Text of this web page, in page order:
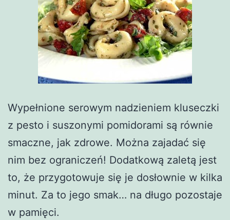
Wypełnione serowym nadzieniem kluseczki
z pesto i suszonymi pomidorami są równie
smaczne, jak zdrowe. Można zajadać się
nim bez ograniczeń! Dodatkową zaletą jest
to, że przygotowuje się je dosłownie w kilka
minut. Za to jego smak… na długo pozostaje
w pamięci.